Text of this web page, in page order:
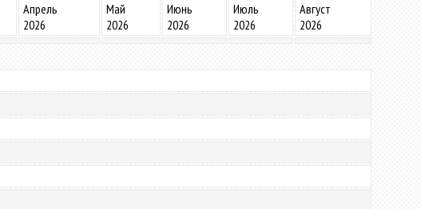
Апрель
2026
Май
2026
Июнь
2026
Июль
2026
Август
2026